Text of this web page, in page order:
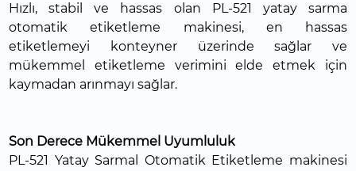
Hızlı, stabil ve hassas olan PL-521 yatay sarma
otomatik etiketleme makinesi, en hassas
etiketlemeyi konteyner üzerinde sağlar ve
mükemmel etiketleme verimini elde etmek için
kaymadan arınmayı sağlar.
Son Derece Mükemmel Uyumluluk
PL-521 Yatay Sarmal Otomatik Etiketleme makinesi